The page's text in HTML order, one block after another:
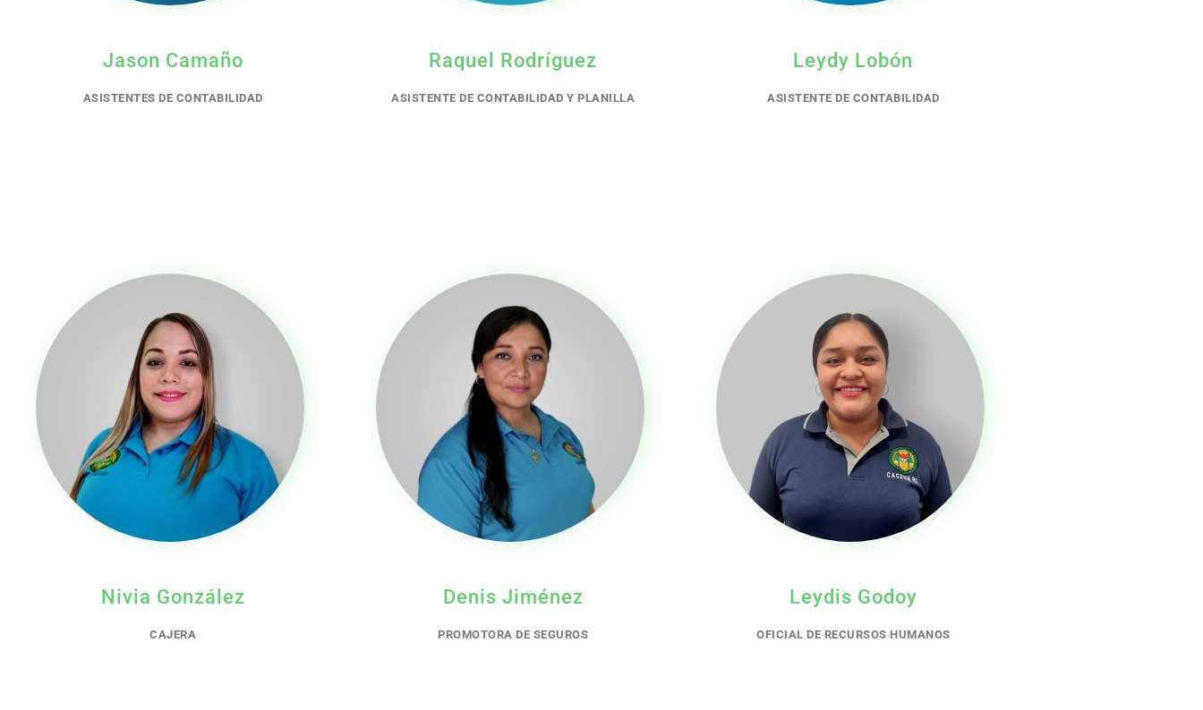
Jason Camaño
ASISTENTES DE CONTABILIDAD
Raquel Rodríguez
ASISTENTE DE CONTABILIDAD Y PLANILLA
Leydy Lobón
ASISTENTE DE CONTABILIDAD
Nivia González
CAJERA
Denis Jiménez
PROMOTORA DE SEGUROS
Leydis Godoy
OFICIAL DE RECURSOS HUMANOS